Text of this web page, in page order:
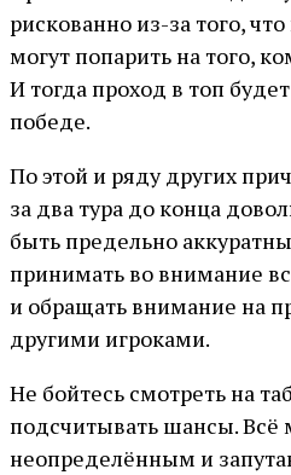
рискованно из-за того,
могут попарить на того,
И тогда проход в топ
победе.
По этой и ряду других
за два тура до конца
быть предельно
принимать во внимание
и обращать внимание на
другими игроками.
Не бойтесь смотреть на
подсчитывать шансы. Всё
неопределённым и